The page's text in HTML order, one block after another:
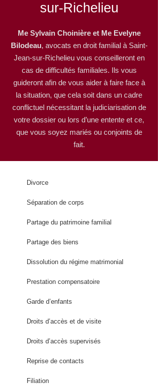
sur-Richelieu
Me Sylvain Choinière et Me Evelyne
Bilodeau, avocats en droit familial à Saint-
Jean-sur-Richelieu vous conseilleront en
cas de difficultés familiales. Ils vous
guideront afin de vous aider à faire face à
la situation, que cela soit dans un cadre
conflictuel nécessitant la judiciarisation de
votre dossier ou lors d’une entente et ce,
que vous soyez mariés ou conjoints de
fait.
Divorce
Séparation de corps
Partage du patrimoine familial
Partage des biens
Dissolution du régime matrimonial
Prestation compensatoire
Garde d’enfants
Droits d’accès et de visite
Droits d’accès supervisés
Reprise de contacts
Filiation